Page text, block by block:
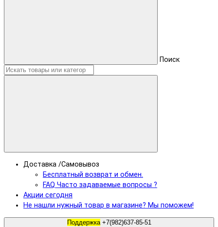
Поиск
Доставка /Самовывоз
Бесплатный возврат и обмен.
FAQ Часто задаваемые вопросы ?
Акции сегодня
Не нашли нужный товар в магазине? Мы поможем!
Поддержка +7(982)637-85-51